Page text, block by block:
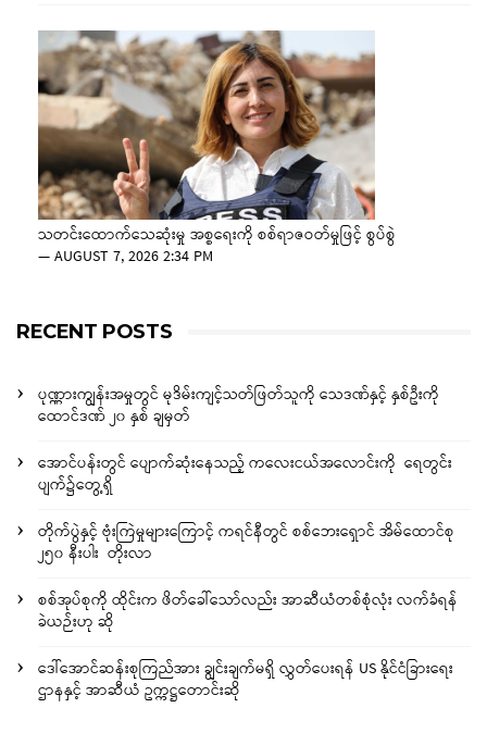
သတင်းထောက်သေဆုံးမှု အစ္စရေးကို စစ်ရာဇဝတ်မှုဖြင့် စွပ်စွဲ
—AUGUST 7, 2026 2:34 PM
RECENT POSTS
ပုဏ္ဏားကျွန်းအမှုတွင် မုဒိမ်းကျင့်သတ်ဖြတ်သူကို သေဒဏ်နှင့် နှစ်ဦးကို
ထောင်ဒဏ် ၂၀ နှစ် ချမှတ်
အောင်ပန်းတွင် ပျောက်ဆုံးနေသည့် ကလေးငယ်အလောင်းကို ရေတွင်း
ပျက်၌တွေ့ရှိ
တိုက်ပွဲနှင့် ဗုံးကြဲမှုများကြောင့် ကရင်နီတွင် စစ်ဘေးရှောင် အိမ်ထောင်စု
၂၅၀ နီးပါး တိုးလာ
စစ်အုပ်စုကို ထိုင်းက ဖိတ်ခေါ်သော်လည်း အာဆီယံတစ်စုံလုံး လက်ခံရန်
ခဲယဉ်းဟု ဆို
ဒေါ်အောင်ဆန်းစုကြည်အား ချွင်းချက်မရှိ လွှတ်ပေးရန် US နိုင်ငံခြားရေး
ဌာနနှင့် အာဆီယံ ဥက္ကဋ္ဌတောင်းဆို